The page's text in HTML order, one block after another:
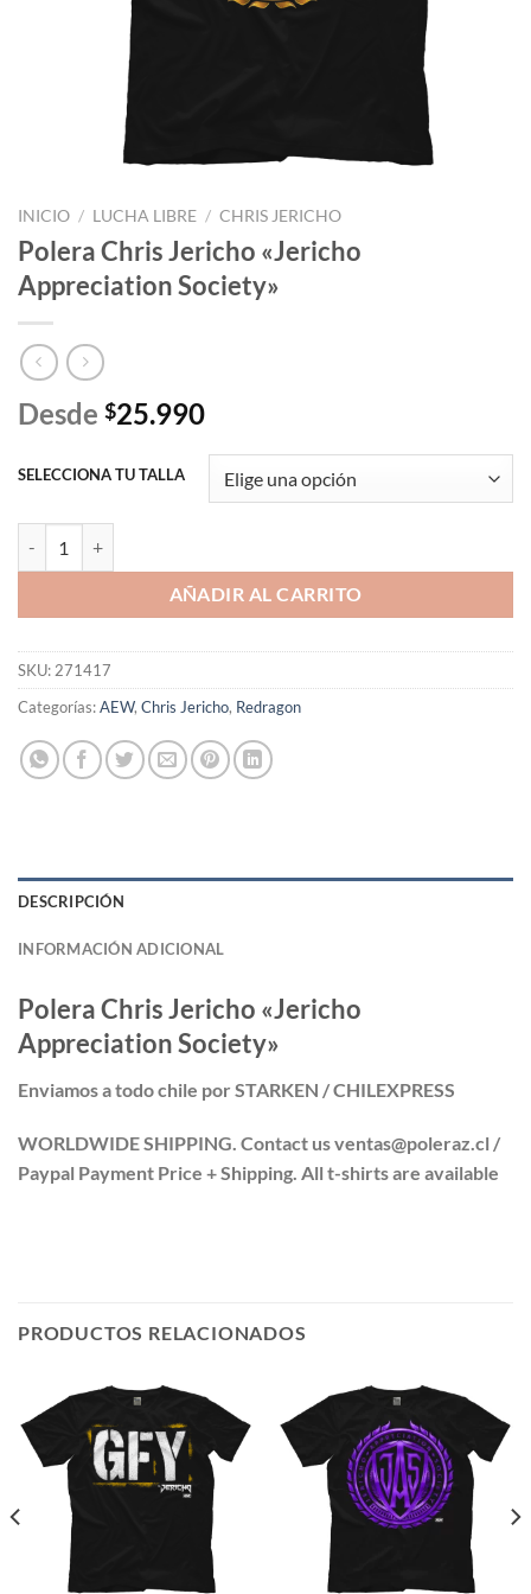
INICIO / LUCHA LIBRE / CHRIS JERICHO
Polera Chris Jericho «Jericho
Appreciation Society»
Desde $25.990
SELECCIONA TU TALLA
AÑADIR AL CARRITO
SKU:271417
Categorías:AEW, Chris Jericho, Redragon
DESCRIPCIÓN
INFORMACIÓN ADICIONAL
Polera Chris Jericho «Jericho
Appreciation Society»
Enviamos a todo chile por STARKEN / CHILEXPRESS
WORLDWIDE SHIPPING. Contact us ventas@poleraz.cl /
Paypal Payment Price + Shipping. All t-shirts are available
PRODUCTOS RELACIONADOS